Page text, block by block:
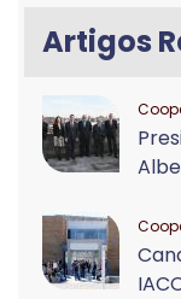
Artigos